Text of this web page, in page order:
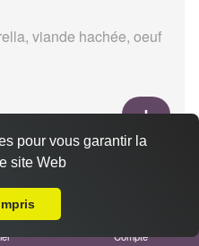
viande hachée, oeuf
Compte
pour vous garantir la
site Web